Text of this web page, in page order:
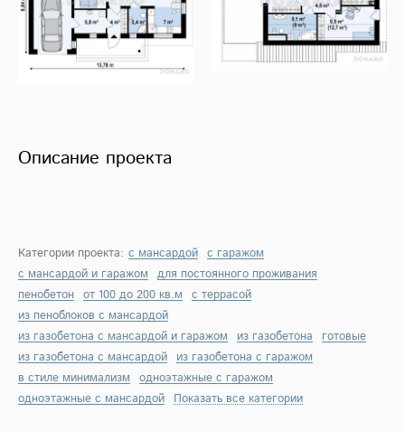
Описание проекта
Категории проекта: с мансардой с гаражом
с мансардой и гаражом для постоянного проживания
пенобетон от 100 до 200 кв.м с террасой
из пеноблоков с мансардой
из газобетона с мансардой и гаражом
из газобетона
готовые
из газобетона с мансардой из газобетона с гаражом
в стиле минимализм одноэтажные с гаражом
одноэтажные с мансардой Показать все категории